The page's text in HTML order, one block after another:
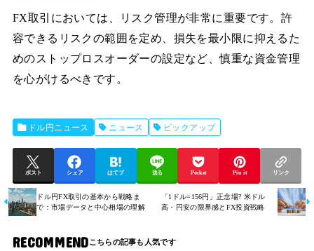
FX取引においては、リスク管理が非常に重要です。許
容できるリスクの範囲を定め、損失を最小限に抑えるた
めのストップロスオーダーの設定など、慎重な資金管理
を心がけるべきです。
ドル円ニュース ニュース ピックアップ
ポスト シェア はてブ 送る Pocket Pin it リンク
ドル円FX取引の基本から戦略ま
で：市場データと中心相場の理解
「1ドル=156円」正念場? 米ドル
高・円安の限界感とFX投資戦略
RECOMMEND